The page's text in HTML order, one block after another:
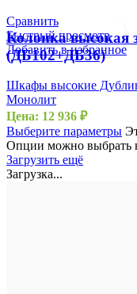
Сравнить
Быстрый просмотр
Добавить в избранное
Колонка высокая
(ДБ102+ДБ36)
Шкафы высокие
Монолит
Цена: 12 936 ₽
Выберите параметры
Опции можно выбрать
Загрузить ещё
Загрузка...